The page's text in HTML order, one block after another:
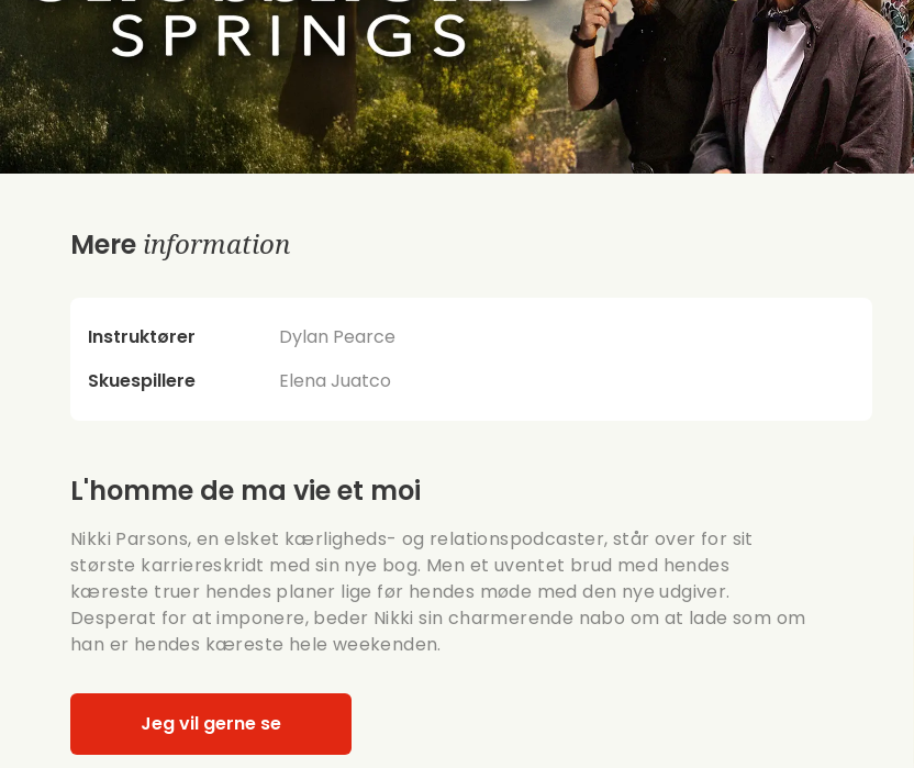
Mere information
Instruktører
Dylan Pearce
Skuespillere
Elena Juatco
L'homme de ma vie et moi
Nikki Parsons, en elsket kærligheds- og relationspodcaster, står over for sit
største karriereskridt med sin nye bog. Men et uventet brud med hendes
kæreste truer hendes planer lige før hendes møde med den nye udgiver.
Desperat for at imponere, beder Nikki sin charmerende nabo om at lade som om
han er hendes kæreste hele weekenden.
Jeg vil gerne se